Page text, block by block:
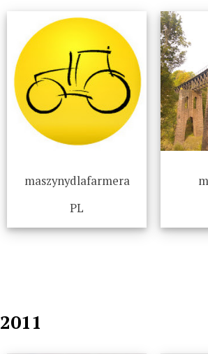
maszynydlafarmera
PL
2011